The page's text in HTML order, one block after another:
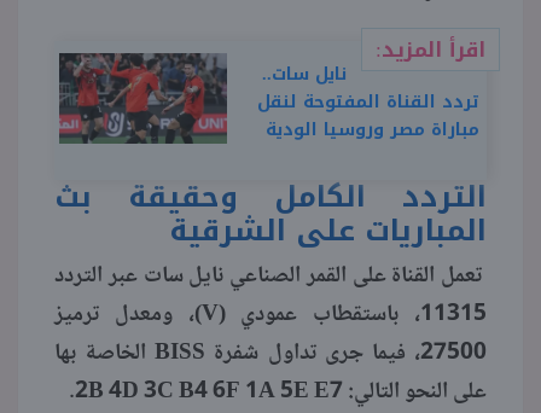
اقرأ المزيد:
نايل سات..
تردد القناة المفتوحة لنقل
مباراة مصر وروسيا الودية
التردد الكامل وحقيقة بث
المباريات على الشرقية
تعمل القناة على القمر الصناعي نايل سات عبر التردد
11315، باستقطاب عمودي (V)، ومعدل ترميز
27500، فيما جرى تداول شفرة BISS الخاصة بها
على النحو التالي: 2B 4D 3C B4 6F 1A 5E E7.